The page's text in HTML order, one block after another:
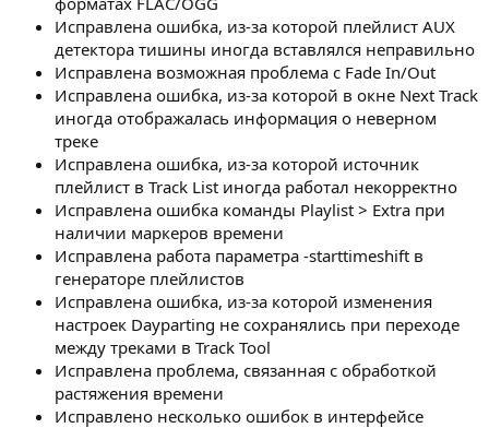
Исправлена ошибка, из-за которой плейлист AUX
детектора тишины иногда вставлялся неправильно
Исправлена возможная проблема с Fade In/Out
Исправлена ошибка, из-за которой в окне Next Track
иногда отображалась информация о неверном
треке
Исправлена ошибка, из-за которой источник
плейлист в Track List иногда работал некорректно
Исправлена ошибка команды Playlist > Extra при
наличии маркеров времени
Исправлена работа параметра -starttimeshift в
генераторе плейлистов
Исправлена ошибка, из-за которой изменения
настроек Dayparting не сохранялись при переходе
между треками в Track Tool
Исправлена проблема, связанная с обработкой
растяжения времени
Исправлено несколько ошибок в интерфейсе